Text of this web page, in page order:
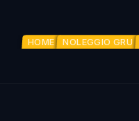
HOME NOLEGGIO GRU